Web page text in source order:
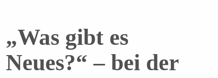
„Was gibt es
Neues?“ – bei der